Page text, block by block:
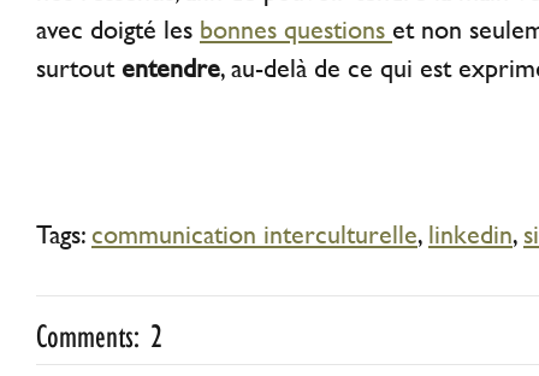
avec doigté les bonnes questions et non
surtout entendre, au-delà de ce qui est
Tags: communication interculturelle, linkedin,
Comments: 2